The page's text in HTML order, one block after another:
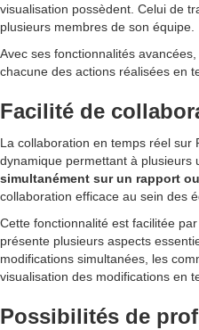
visualisation possèdent. Celui de
plusieurs membres de son équipe.
Avec ses fonctionnalités
chacune des actions
Facilité de
La collaboration en temps réel sur
dynamique permettant à plusieurs
simultanément sur un rapport
collaboration efficace au sein des
Cette fonctionnalité est facilitée
présente plusieurs aspects
modifications simultanées, les
visualisation des modifications en
Possibilités de